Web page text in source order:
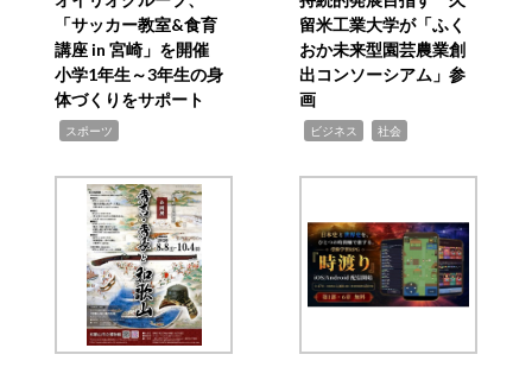
「サッカー教室&食育
講座 in 宮崎」を開催
小学1年生～3年生の身
体づくりをサポート
スポーツ
留米工業大学が「ふく
おか未来型園芸農業創
出コンソーシアム」参
画
ビジネス 社会